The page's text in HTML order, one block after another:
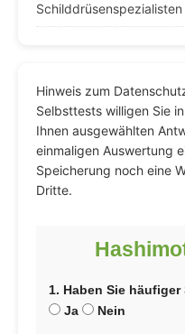
Schilddrüsenspezialisten
Hinweis zum
Selbsttests willigen Sie
Ihnen ausgewählten
einmaligen Auswertung
Speicherung noch eine
Dritte.
1. Haben Sie
Ja
Nein